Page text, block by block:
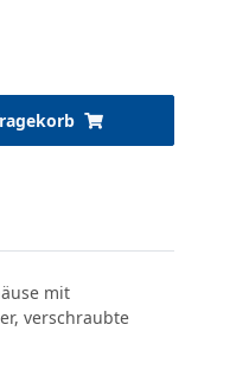
mit
verschraubte